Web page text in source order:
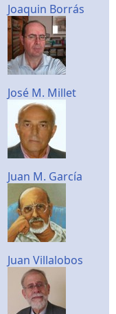
Joaquin Borrás
José M. Millet
Juan M. García
Juan Villalobos